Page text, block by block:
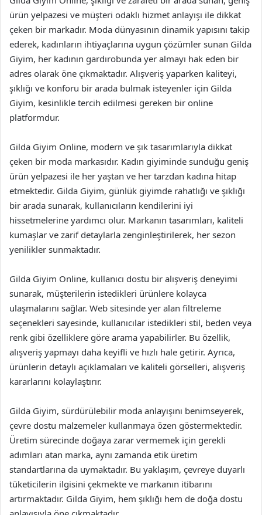
ürün yelpazesi ve müşteri odaklı hizmet anlayışı ile dikkat
çeken bir markadır. Moda dünyasının dinamik yapısını takip
ederek, kadınların ihtiyaçlarına uygun çözümler sunan Gilda
Giyim, her kadının gardırobunda yer almayı hak eden bir
adres olarak öne çıkmaktadır. Alışveriş yaparken kaliteyi,
şıklığı ve konforu bir arada bulmak isteyenler için Gilda
Giyim, kesinlikle tercih edilmesi gereken bir online
platformdur.
Gilda Giyim Online, modern ve şık tasarımlarıyla dikkat
çeken bir moda markasıdır. Kadın giyiminde sunduğu geniş
ürün yelpazesi ile her yaştan ve her tarzdan kadına hitap
etmektedir. Gilda Giyim, günlük giyimde rahatlığı ve şıklığı
bir arada sunarak, kullanıcıların kendilerini iyi
hissetmelerine yardımcı olur. Markanın tasarımları, kaliteli
kumaşlar ve zarif detaylarla zenginleştirilerek, her sezon
yenilikler sunmaktadır.
Gilda Giyim Online, kullanıcı dostu bir alışveriş deneyimi
sunarak, müşterilerin istedikleri ürünlere kolayca
ulaşmalarını sağlar. Web sitesinde yer alan filtreleme
seçenekleri sayesinde, kullanıcılar istedikleri stil, beden veya
renk gibi özelliklere göre arama yapabilirler. Bu özellik,
alışveriş yapmayı daha keyifli ve hızlı hale getirir. Ayrıca,
ürünlerin detaylı açıklamaları ve kaliteli görselleri, alışveriş
kararlarını kolaylaştırır.
Gilda Giyim, sürdürülebilir moda anlayışını benimseyerek,
çevre dostu malzemeler kullanmaya özen göstermektedir.
Üretim sürecinde doğaya zarar vermemek için gerekli
adımları atan marka, aynı zamanda etik üretim
standartlarına da uymaktadır. Bu yaklaşım, çevreye duyarlı
tüketicilerin ilgisini çekmekte ve markanın itibarını
artırmaktadır. Gilda Giyim, hem şıklığı hem de doğa dostu